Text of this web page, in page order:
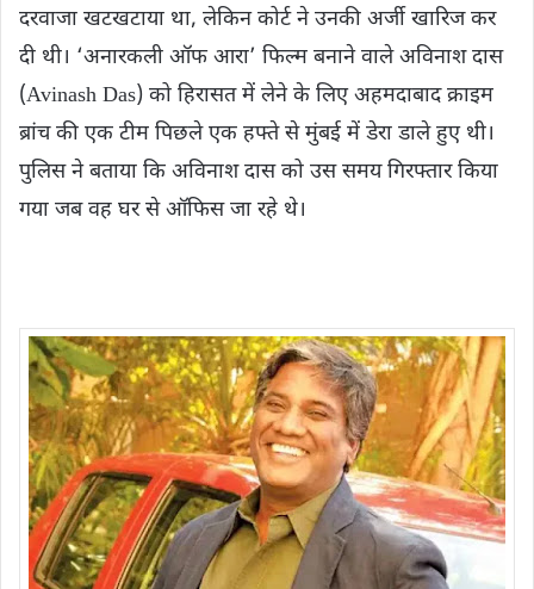
दरवाजा खटखटाया था, लेकिन कोर्ट ने उनकी अर्जी खारिज कर
दी थी। ‘अनारकली ऑफ आरा’ फिल्म बनाने वाले अविनाश दास
(Avinash Das) को हिरासत में लेने के लिए अहमदाबाद क्राइम
ब्रांच की एक टीम पिछले एक हफ्ते से मुंबई में डेरा डाले हुए थी।
पुलिस ने बताया कि अविनाश दास को उस समय गिरफ्तार किया
गया जब वह घर से ऑफिस जा रहे थे।